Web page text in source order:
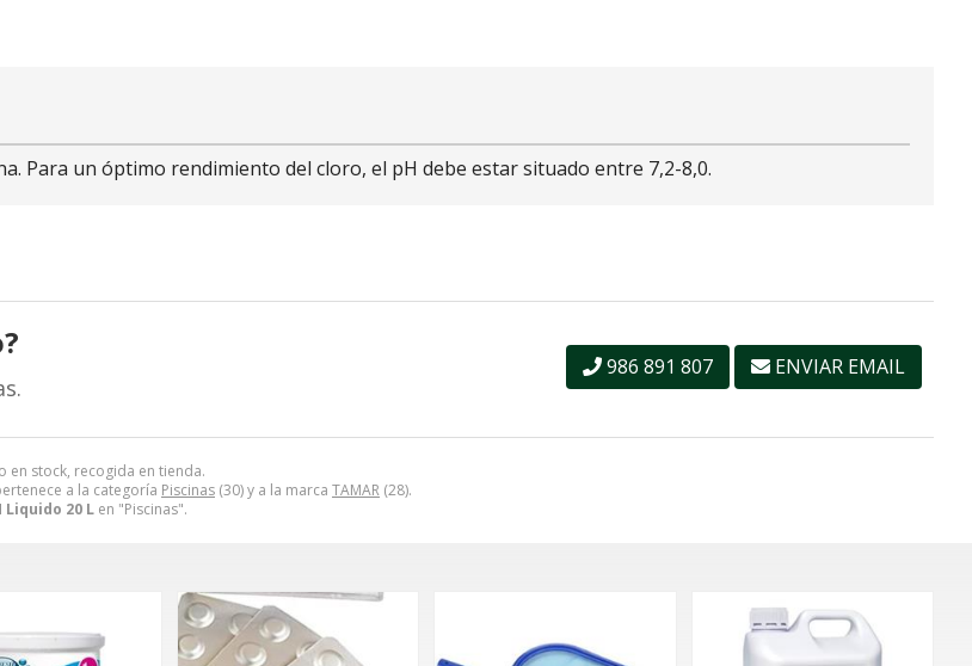
en stock, recogida en tienda.
a la categoría Piscinas (30) y a la marca TAMAR (28).
20 L en "Piscinas".
Para un óptimo rendimiento del cloro, el pH debe estar situado entre 7,2-8,0.
986 891 807 ENVIAR EMAIL